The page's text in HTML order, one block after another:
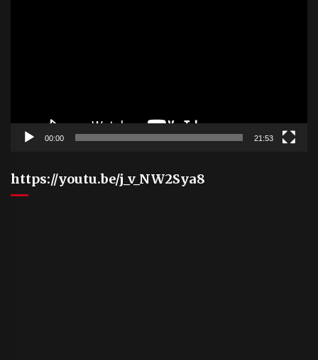
00:00 21:53
https://youtu.be/j_v_NW2Sya8